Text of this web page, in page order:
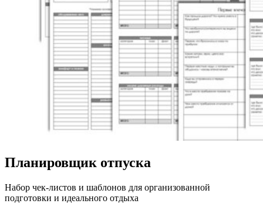
Планировщик отпуска
Набор чек-листов и шаблонов для организованной
подготовки и идеального отдыха